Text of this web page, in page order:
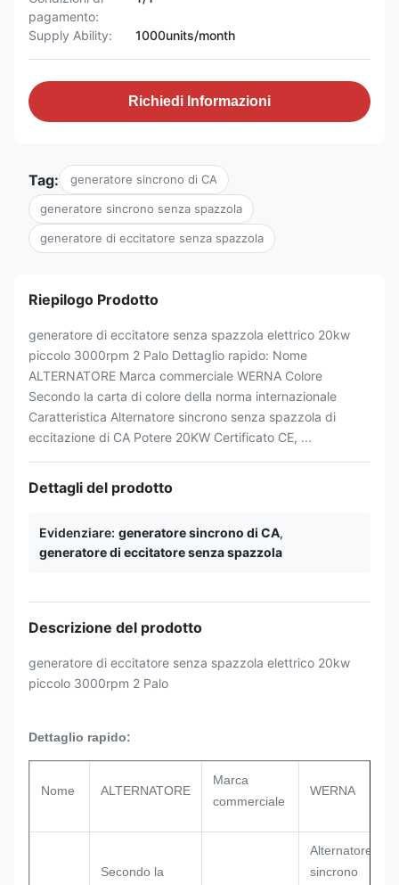
pagamento:
Supply Ability: 1000units/month
Richiedi Informazioni
Tag: generatore sincrono di CA
generatore sincrono senza spazzola
generatore di eccitatore senza spazzola
Riepilogo Prodotto
generatore di eccitatore senza spazzola elettrico 20kw
piccolo 3000rpm 2 Palo Dettaglio rapido: Nome
ALTERNATORE Marca commerciale WERNA Colore
Secondo la carta di colore della norma internazionale
Caratteristica Alternatore sincrono senza spazzola di
eccitazione di CA Potere 20KW Certificato CE, ...
Dettagli del prodotto
Evidenziare: generatore sincrono di CA,
generatore di eccitatore senza spazzola
Descrizione del prodotto
generatore di eccitatore senza spazzola elettrico 20kw
piccolo 3000rpm 2 Palo
Dettaglio rapido:
Nome ALTERNATORE
Marca
commerciale
WERNA
Secondo la
Alternatore
sincrono